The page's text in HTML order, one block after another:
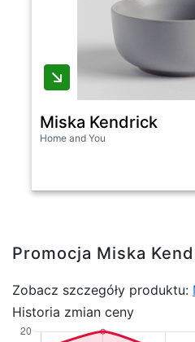
Miska Kendrick
Home and You
Promocja Miska
Zobacz szczegóły produktu:
Historia zmian ceny